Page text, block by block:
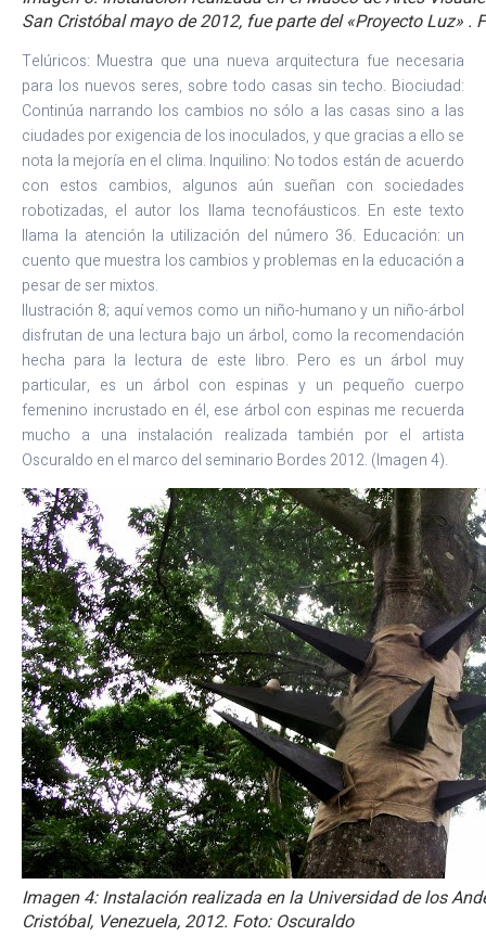
San Cristóbal mayo de 2012, fue parte del «Proyecto Luz» .
Telúricos: Muestra que una nueva arquitectura fue necesaria
para los nuevos seres, sobre todo casas sin techo. Biociudad:
Continúa narrando los cambios no sólo a las casas sino a las
ciudades por exigencia de los inoculados, y que gracias a ello se
nota la mejoría en el clima. Inquilino: No todos están de acuerdo
con estos cambios, algunos aún sueñan con sociedades
robotizadas, el autor los llama tecnofáusticos. En este texto
llama la atención la utilización del número 36. Educación: un
cuento que muestra los cambios y problemas en la educación a
pesar de ser mixtos.
Ilustración 8; aquí vemos como un niño-humano y un niño-árbol
disfrutan de una lectura bajo un árbol, como la recomendación
hecha para la lectura de este libro. Pero es un árbol muy
particular, es un árbol con espinas y un pequeño cuerpo
femenino incrustado en él, ese árbol con espinas me recuerda
mucho a una instalación realizada también por el artista
Oscuraldo en el marco del seminario Bordes 2012. (Imagen 4).
Imagen 4: Instalación realizada en la Universidad de los
Cristóbal, Venezuela, 2012. Foto: Oscuraldo